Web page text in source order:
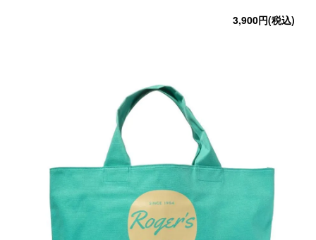
3,900円(税込)